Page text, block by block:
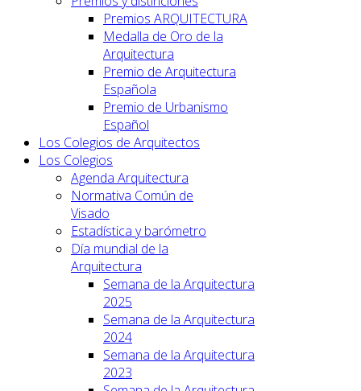
Premios ARQUITECTURA
Medalla de Oro de la
Arquitectura
Premio de Arquitectura
Española
Premio de Urbanismo
Español
Los Colegios de Arquitectos
Los Colegios
Agenda Arquitectura
Normativa Común de
Visado
Estadística y barómetro
Día mundial de la
Arquitectura
Semana de la Arquitectura
2025
Semana de la Arquitectura
2024
Semana de la Arquitectura
2023